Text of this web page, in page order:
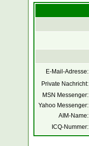
E-Mail-Adresse:
Private Nachricht:
MSN Messenger:
Yahoo Messenger:
AIM-Name:
ICQ-Nummer: